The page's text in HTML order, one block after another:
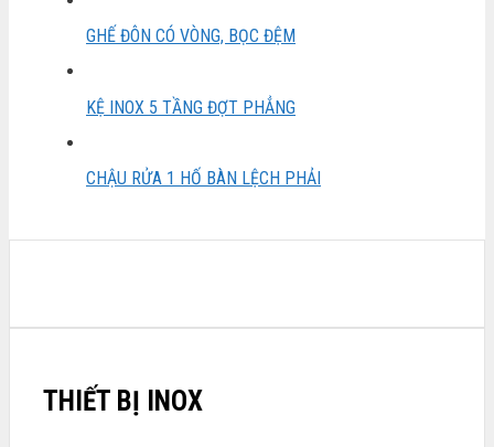
GHẾ ĐÔN CÓ VÒNG, BỌC ĐỆM
KỆ INOX 5 TẦNG ĐỢT PHẲNG
CHẬU RỬA 1 HỐ BÀN LỆCH PHẢI
THIẾT BỊ INOX